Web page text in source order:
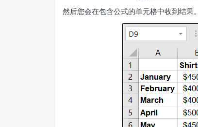
然后您会在包含公式的单元格中收到结果。